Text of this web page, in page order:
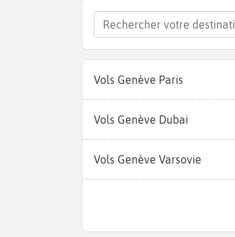
Vols Genève Paris
Vols Genève Dubai
Vols Genève Varsovie